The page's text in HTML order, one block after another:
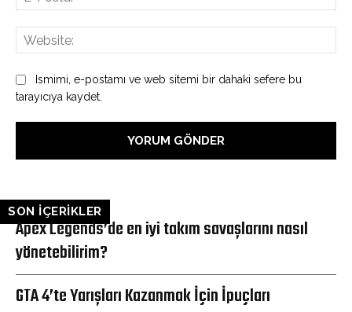
Ismimi, e-postamı ve web sitemi bir dahaki sefere bu
tarayıcıya kaydet.
SON İÇERİKLER
Apex Legends’de en iyi takım savaşlarını nasıl
yönetebilirim?
GTA 4’te Yarışları Kazanmak İçin İpuçları